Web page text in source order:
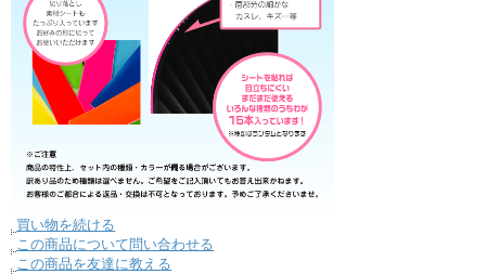
買い物を続ける
この商品について問い合わせる
この商品を友達に教える